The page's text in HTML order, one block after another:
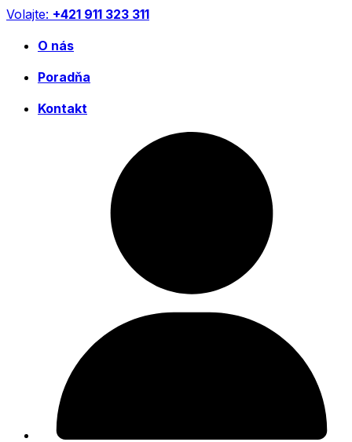
Preskočiť
obsah
Volajte: +421 911 323 311
O nás
Poradňa
Kontakt